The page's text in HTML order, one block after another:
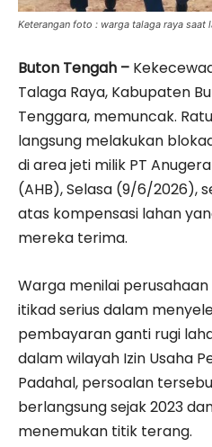
Keterangan foto : warga talaga raya saat
Buton Tengah –
Talaga Raya, Kabupaten
Tenggara, memuncak.
langsung melakukan
di area jeti milik PT
(AHB), Selasa (9/6/2026),
atas kompensasi lahan
mereka terima.
Warga menilai
itikad serius dalam
pembayaran ganti rugi
dalam wilayah Izin Usaha
Padahal, persoalan
berlangsung sejak 2023
menemukan titik terang.